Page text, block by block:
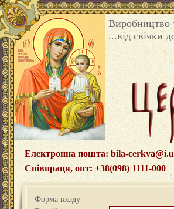
Виробництво
...від свічки
Електронна пошта: bila-
Співпраця, опт: +38(098) 1111-000
Форма входу